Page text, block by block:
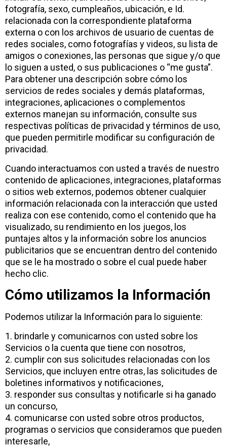
fotografía, sexo, cumpleaños, ubicación, e Id.
relacionada con la correspondiente plataforma
externa o con los archivos de usuario de cuentas de
redes sociales, como fotografías y videos, su lista de
amigos o conexiones, las personas que sigue y/o que
lo siguen a usted, o sus publicaciones o “me gusta”.
Para obtener una descripción sobre cómo los
servicios de redes sociales y demás plataformas,
integraciones, aplicaciones o complementos
externos manejan su información, consulte sus
respectivas políticas de privacidad y términos de uso,
que pueden permitirle modificar su configuración de
privacidad.
Cuando interactuamos con usted a través de nuestro
contenido de aplicaciones, integraciones, plataformas
o sitios web externos, podemos obtener cualquier
información relacionada con la interacción que usted
realiza con ese contenido, como el contenido que ha
visualizado, su rendimiento en los juegos, los
puntajes altos y la información sobre los anuncios
publicitarios que se encuentran dentro del contenido
que se le ha mostrado o sobre el cual puede haber
hecho clic.
Cómo utilizamos la Información
Podemos utilizar la Información para lo siguiente:
1. brindarle y comunicarnos con usted sobre los
Servicios o la cuenta que tiene con nosotros,
2. cumplir con sus solicitudes relacionadas con los
Servicios, que incluyen entre otras, las solicitudes de
boletines informativos y notificaciones,
3. responder sus consultas y notificarle si ha ganado
un concurso,
4. comunicarse con usted sobre otros productos,
programas o servicios que consideramos que pueden
interesarle,